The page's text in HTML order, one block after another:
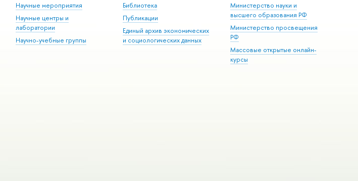
Научные мероприятия
Научные центры и
лаборатории
Научно-учебные группы
Библиотека
Публикации
Единый архив экономических
и социологических данных
Министерство науки и
высшего образования РФ
Министерство просвещения
РФ
Массовые открытые онлайн-
курсы